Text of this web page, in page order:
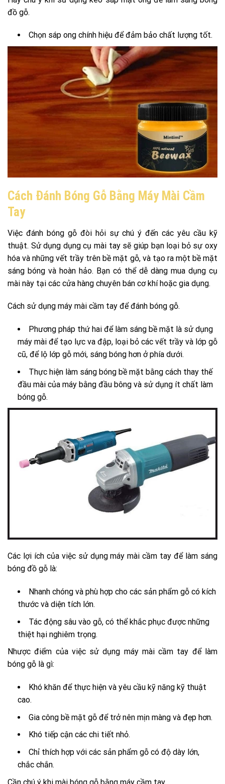
đồ gỗ.
Chọn sáp ong chính hiệu để đảm bảo chất lượng tốt.
Cách Đánh Bóng Gỗ Bằng Máy Mài Cầm
Tay
Việc đánh bóng gỗ đòi hỏi sự chú ý đến các yêu cầu kỹ
thuật. Sử dụng dụng cụ mài tay sẽ giúp bạn loại bỏ sự oxy
hóa và những vết trầy trên bề mặt gỗ, và tạo ra một bề mặt
sáng bóng và hoàn hảo. Bạn có thể dễ dàng mua dụng cụ
mài này tại các cửa hàng chuyên bán cơ khí hoặc gia dụng.
Cách sử dụng máy mài cầm tay để đánh bóng gỗ.
Phương pháp thứ hai để làm sáng bề mặt là sử dụng
máy mài để tạo lực va đập, loại bỏ các vết trầy và lớp gỗ
cũ, để lộ lớp gỗ mới, sáng bóng hơn ở phía dưới.
Thực hiện làm sáng bóng bề mặt bằng cách thay thế
đầu mài của máy bằng đầu bông và sử dụng ít chất làm
bóng gỗ.
Các lợi ích của việc sử dụng máy mài cầm tay để làm sáng
bóng đồ gỗ là:
Nhanh chóng và phù hợp cho các sản phẩm gỗ có kích
thước và diện tích lớn.
Tác động sâu vào gỗ, có thể khắc phục được những
thiệt hại nghiêm trọng.
Nhược điểm của việc sử dụng máy mài cầm tay để làm
bóng gỗ là gì:
Khó khăn để thực hiện và yêu cầu kỹ năng kỹ thuật
cao.
Gia công bề mặt gỗ để trở nên mịn màng và đẹp hơn.
Khó tiếp cận các chi tiết nhỏ.
Chỉ thích hợp với các sản phẩm gỗ có độ dày lớn,
chắc chắn.
Cần chú ý khi mài bóng gỗ bằng máy cầm tay.